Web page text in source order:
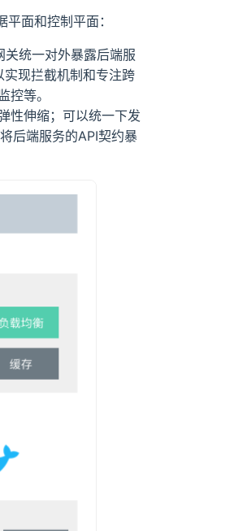
面和控制平面：
统一对外暴露后端服
现拦截机制和专注跨
等。
性伸缩；可以统一下发
后端服务的API契约暴